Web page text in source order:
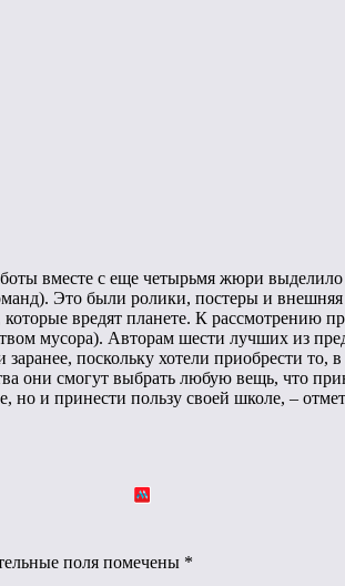
вместе с еще четырьмя жюри
Это были ролики, постеры и
вредят планете. К рассмотрению
мусора). Авторам шести лучших из
поскольку хотели приобрести
они смогут выбрать любую вещь, что
но и принести пользу своей школе, –
поля помечены *